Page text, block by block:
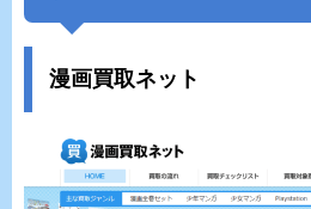
漫画買取ネット